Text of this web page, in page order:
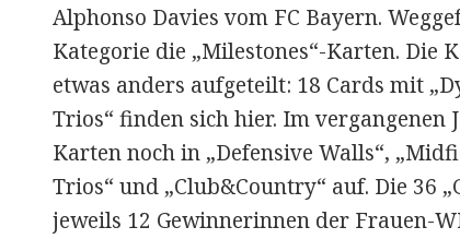
Alphonso Davies vom FC Bayern.
Kategorie die „Milestones“-Karten. Die
etwas anders aufgeteilt: 18 Cards mit
Trios“ finden sich hier. Im vergangenen
Karten noch in „Defensive Walls“,
Trios“ und „Club&Country“ auf. Die 36
jeweils 12 Gewinnerinnen der Frauen-